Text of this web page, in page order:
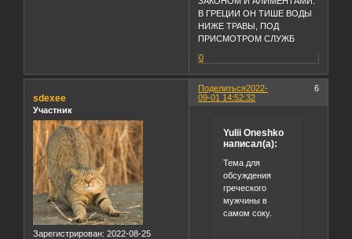
В ГРЕЦИИ ОН ТИШЕ ВОДЫ
НИЖЕ ТРАВЫ, ПОД
ПРИСМОТРОМ СЛУЖБ
0
Поделиться 6
2022-
09-01 14:52:32
sdexee
Участник
Зарегистрирован: 2022-08-25
Yulii Oneshko
написал(а):
Тема для
обсуждения
греческого
мужчины в
самом соку.